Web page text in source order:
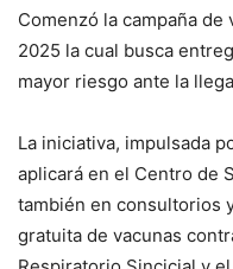
Comenzó la campaña
2025 la cual busca
mayor riesgo ante la
La iniciativa, impulsada
aplicará en el Centro de
también en consultorios
gratuita de vacunas